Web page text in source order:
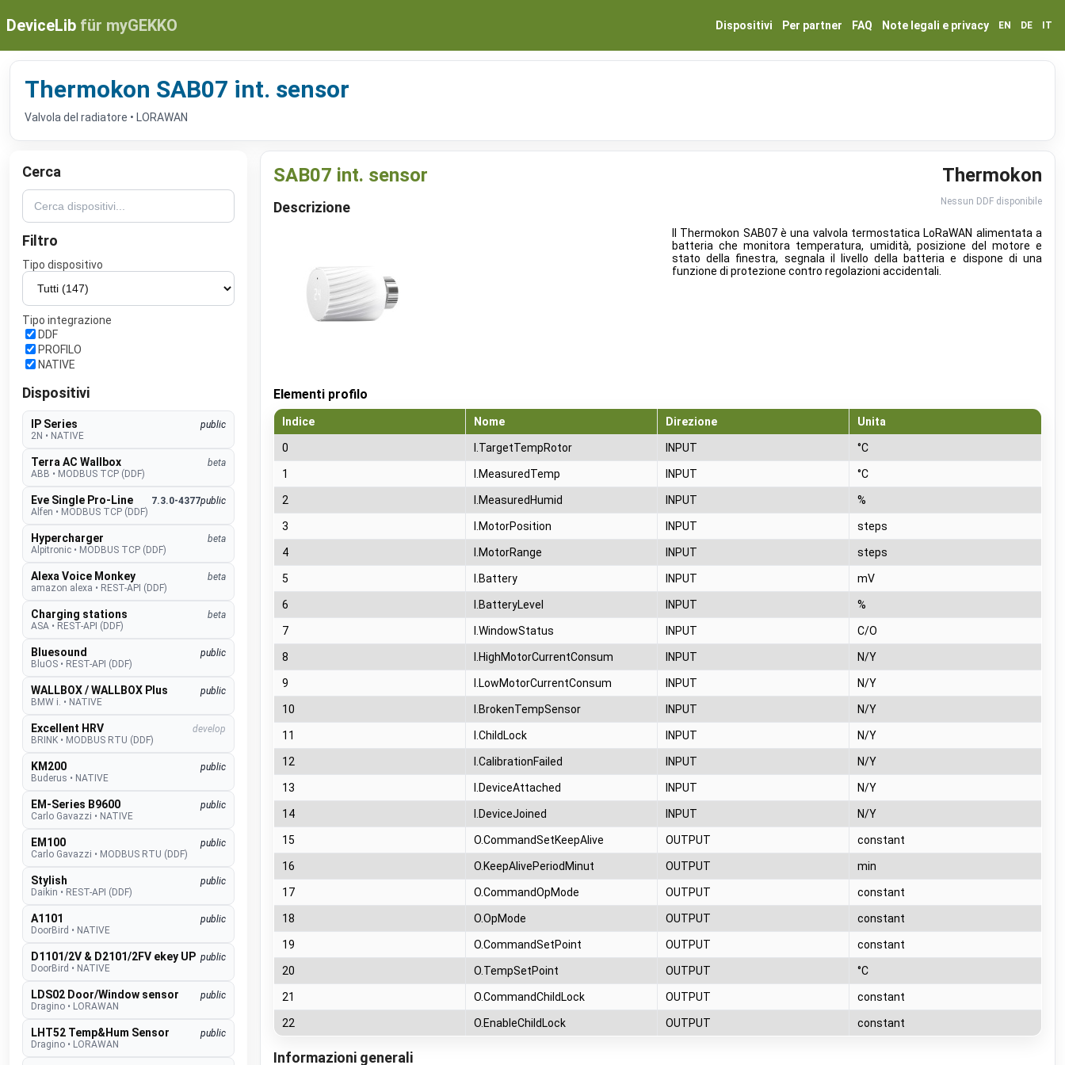
DeviceLib für myGEKKO Dispositivi Per partner FAQ Note legali e privacy EN DE IT
Thermokon SAB07 int. sensor
Valvola del radiatore • LORAWAN
Cerca
Filtro
Tipo dispositivo
Tipo integrazione
DDF
PROFILO
NATIVE
Dispositivi
IP Series
public
2N • NATIVE
Terra AC Wallbox
beta
ABB • MODBUS TCP (DDF)
Eve Single Pro-Line 7.3.0-4377public
Alfen • MODBUS TCP (DDF)
Hypercharger
beta
Alpitronic • MODBUS TCP (DDF)
Alexa Voice Monkey
beta
amazon alexa • REST-API (DDF)
Charging stations
beta
ASA • REST-API (DDF)
Bluesound
public
BluOS • REST-API (DDF)
WALLBOX / WALLBOX Plus
public
BMW i. • NATIVE
Excellent HRV
develop
BRINK • MODBUS RTU (DDF)
KM200
public
Buderus • NATIVE
EM-Series B9600
public
Carlo Gavazzi • NATIVE
EM100
public
Carlo Gavazzi • MODBUS RTU (DDF)
Stylish
public
Daikin • REST-API (DDF)
A1101
public
DoorBird • NATIVE
D1101/2V & D2101/2FV ekey UP public
DoorBird • NATIVE
LDS02 Door/Window sensor
public
Dragino • LORAWAN
LHT52 Temp&Hum Sensor
public
Dragino • LORAWAN
SAB07 int. sensor Thermokon
Descrizione Nessun DDF disponibile
Il Thermokon SAB07 è una valvola termostatica LoRaWAN alimentata a
batteria che monitora temperatura, umidità, posizione del motore e
stato della finestra, segnala il livello della batteria e dispone di una
funzione di protezione contro regolazioni accidentali.
Elementi profilo
Indice Nome Direzione Unita
0 I.TargetTempRotor INPUT °C
1 I.MeasuredTemp INPUT °C
2 I.MeasuredHumid INPUT %
3 I.MotorPosition INPUT steps
4 I.MotorRange INPUT steps
5 I.Battery INPUT mV
6 I.BatteryLevel INPUT %
7 I.WindowStatus INPUT C/O
8 I.HighMotorCurrentConsum INPUT N/Y
9 I.LowMotorCurrentConsum INPUT N/Y
10 I.BrokenTempSensor INPUT N/Y
11 I.ChildLock INPUT N/Y
12 I.CalibrationFailed INPUT N/Y
13 I.DeviceAttached INPUT N/Y
14 I.DeviceJoined INPUT N/Y
15 O.CommandSetKeepAlive OUTPUT constant
16 O.KeepAlivePeriodMinut OUTPUT min
17 O.CommandOpMode OUTPUT constant
18 O.OpMode OUTPUT constant
19 O.CommandSetPoint OUTPUT constant
20 O.TempSetPoint OUTPUT °C
21 O.CommandChildLock OUTPUT constant
22 O.EnableChildLock OUTPUT constant
Informazioni generali